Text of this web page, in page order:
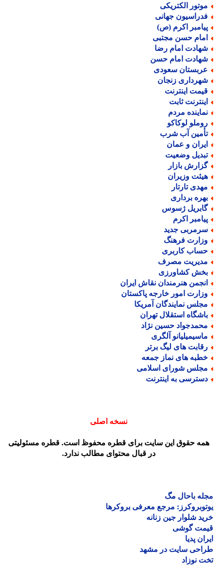
الکتریکی
جهانی
اکرم (ص)
حسن مجتبی
امام رضا
امام حسن
سعودی
زنجان
اینترنت
ثابت
مردم
لوکاکو
آب شرب
و عمان
وضعیت
بازار
وزیران
تارتار
برداری
ژسوس
اکرم
جدید
فرهنگ
کاربری
مصرف
کشاورزی
هنرمندان نقاش ایران
امور خارجه پاکستان
نمایندگان آمریکا
استقلال تهران
حسین نژاد
آلگری
های لیگ برتر
های نماز جمعه
شورای اسلامی
به اینترنت
نسخه اصلی
حقوق این سایت برای قطره محفوظ است. قطره مسئولیتی
در قبال محتوای مطالب ندارد.
باحال مگ
مرجع معرفی بروکرها
شلوار جین زنانه
گوشی
پدیا
سایت در مشهد
نوزاد